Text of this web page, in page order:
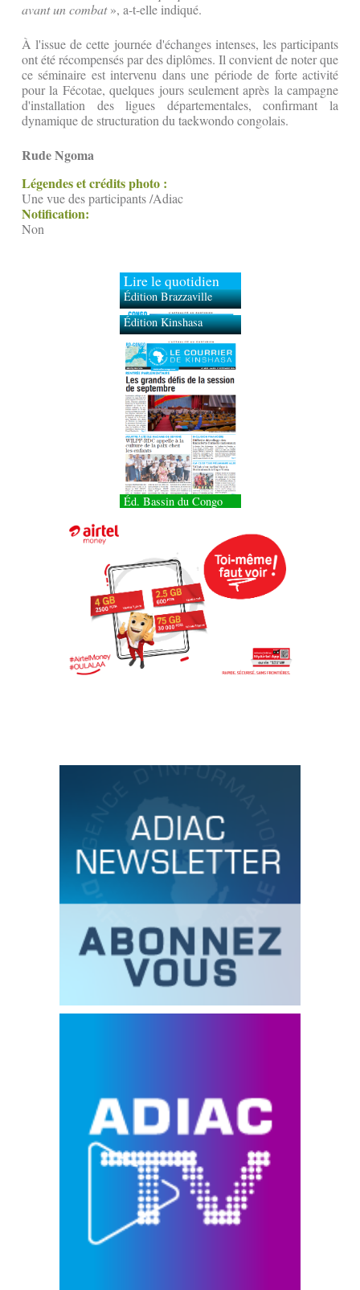
avant un combat», a-t-elle indiqué.
​À l'issue de cette journée d'échanges intenses, les participants
ont été récompensés par des diplômes. Il convient de noter que
ce séminaire est intervenu dans une période de forte activité
pour la Fécotae, quelques jours seulement après la campagne
d'installation des ligues départementales, confirmant la
dynamique de structuration du taekwondo congolais.
Rude Ngoma
Légendes et crédits photo :
Une vue des participants /Adiac
Notification:
Non
Lire le quotidien
Édition Brazzaville
Édition Kinshasa
Éd. Bassin du Congo